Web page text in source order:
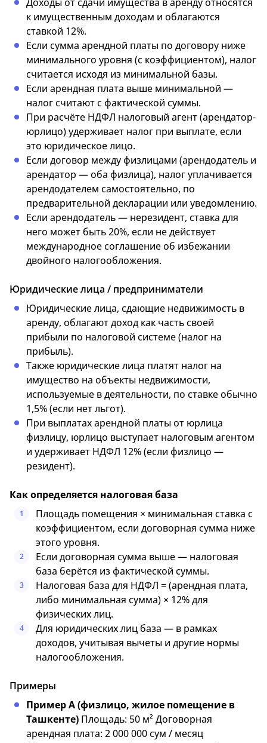
к имущественным доходам и облагаются
ставкой 12%.
Если сумма арендной платы по договору ниже
минимального уровня (с коэффициентом), налог
считается исходя из минимальной базы.
Если арендная плата выше минимальной —
налог считают с фактической суммы.
При расчёте НДФЛ налоговый агент (арендатор-
юрлицо) удерживает налог при выплате, если
это юридическое лицо.
Если договор между физлицами (арендодатель и
арендатор — оба физлица), налог уплачивается
арендодателем самостоятельно, по
предварительной декларации или уведомлению.
Если арендодатель — нерезидент, ставка для
него может быть 20%, если не действует
международное соглашение об избежании
двойного налогообложения.
Юридические лица / предприниматели
Юридические лица, сдающие недвижимость в
аренду, облагают доход как часть своей
прибыли по налоговой системе (налог на
прибыль).
Также юридические лица платят налог на
имущество на объекты недвижимости,
используемые в деятельности, по ставке обычно
1,5% (если нет льгот).
При выплатах арендной платы от юрлица
физлицу, юрлицо выступает налоговым агентом
и удерживает НДФЛ 12% (если физлицо —
резидент).
Как определяется налоговая база
1
Площадь помещения × минимальная ставка с
коэффициентом, если договорная сумма ниже
этого уровня.
2
Если договорная сумма выше — налоговая
база берётся из фактической суммы.
3
Налоговая база для НДФЛ = (арендная плата,
либо минимальная сумма) × 12% для
физических лиц.
4
Для юридических лиц база — в рамках
доходов, учитывая вычеты и другие нормы
налогообложения.
Примеры
Пример A (физлицо, жилое помещение в
Ташкенте) Площадь: 50 м² Договорная
арендная плата: 2 000 000 сум / месяц